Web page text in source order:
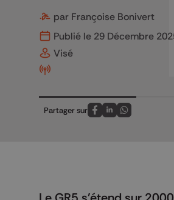
par Françoise Bonivert
Publié le 29 Décembre
Visé
Partager sur
Partagez sur FaceBook
Partagez sur
Partagez sur